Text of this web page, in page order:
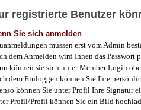
registrierte Benutzer
Sie sich anmelden
müssen erst vom Admin
dem Anmelden wird Ihnen das Passwort
können sie sich unter Member Login
dem Einloggen können Sie Ihre
können Sie unter Profil Ihre Signatur
Profil/Profil können Sie ein Bild